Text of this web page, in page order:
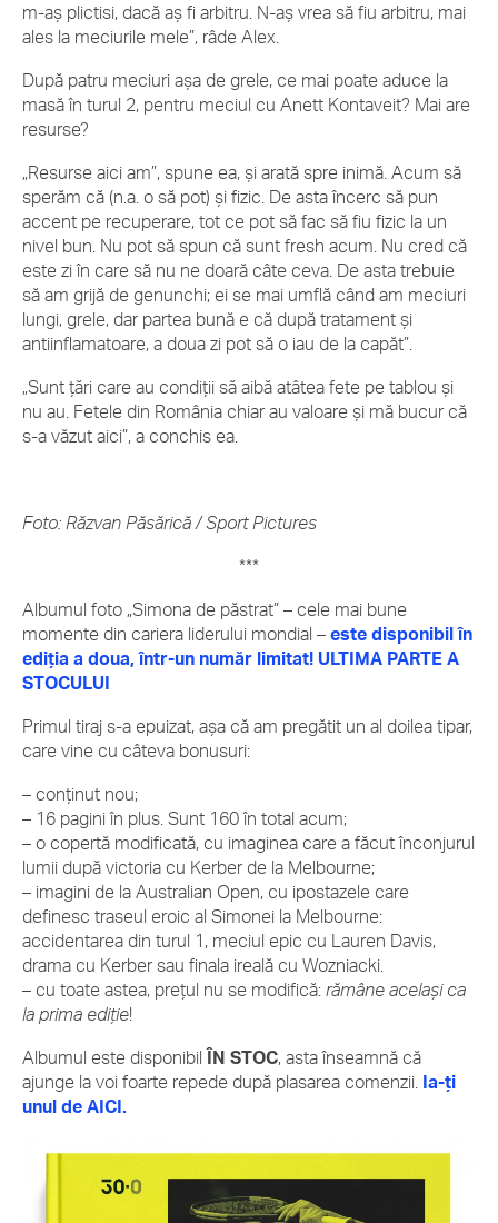
m-aș plictisi, dacă aș fi arbitru. N-aș vrea să fiu arbitru, mai
ales la meciurile mele”, râde Alex.
După patru meciuri așa de grele, ce mai poate aduce la
masă în turul 2, pentru meciul cu Anett Kontaveit? Mai are
resurse?
„Resurse aici am”, spune ea, și arată spre inimă. Acum să
sperăm că (n.a. o să pot) și fizic. De asta încerc să pun
accent pe recuperare, tot ce pot să fac să fiu fizic la un
nivel bun. Nu pot să spun că sunt fresh acum. Nu cred că
este zi în care să nu ne doară câte ceva. De asta trebuie
să am grijă de genunchi; ei se mai umflă când am meciuri
lungi, grele, dar partea bună e că după tratament și
antiinflamatoare, a doua zi pot să o iau de la capăt”.
„Sunt țări care au condiții să aibă atâtea fete pe tablou și
nu au. Fetele din România chiar au valoare și mă bucur că
s-a văzut aici”, a conchis ea.
Foto: Răzvan Păsărică / Sport Pictures
***
Albumul foto „Simona de păstrat” – cele mai bune
momente din cariera liderului mondial – este disponibil în
ediția a doua, într-un număr limitat! ULTIMA PARTE A
STOCULUI
Primul tiraj s-a epuizat, așa că am pregătit un al doilea tipar,
care vine cu câteva bonusuri:
– conținut nou;
– 16 pagini în plus. Sunt 160 în total acum;
– o copertă modificată, cu imaginea care a făcut înconjurul
lumii după victoria cu Kerber de la Melbourne;
– imagini de la Australian Open, cu ipostazele care
definesc traseul eroic al Simonei la Melbourne:
accidentarea din turul 1, meciul epic cu Lauren Davis,
drama cu Kerber sau finala ireală cu Wozniacki.
– cu toate astea, prețul nu se modifică: rămâne același ca
la prima ediție!
Albumul este disponibil ÎN STOC, asta înseamnă că
ajunge la voi foarte repede după plasarea comenzii. Ia-ți
unul de AICI.